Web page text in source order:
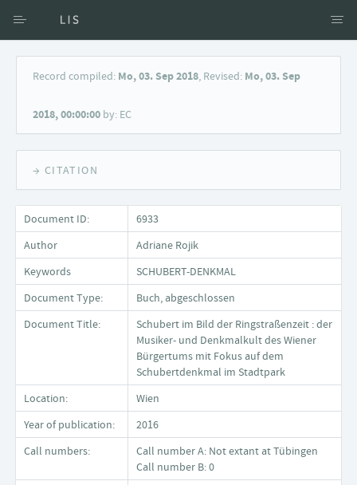
Access via Author
Keyword Search
Record compiled: Mo, 03. Sep 2018, Revised: Mo, 03. Sep
2018, 00:00:00 by: EC
→ CITATION
Document ID:
6933
Author
Adriane Rojik
Keywords
SCHUBERT-DENKMAL
Document Type:
Buch, abgeschlossen
Document Title:
Schubert im Bild der Ringstraßenzeit : der
Musiker- und Denkmalkult des Wiener
Bürgertums mit Fokus auf dem
Schubertdenkmal im Stadtpark
Location:
Wien
Year of publication:
2016
Call numbers:
Call number A: Not extant at Tübingen
Call number B: 0